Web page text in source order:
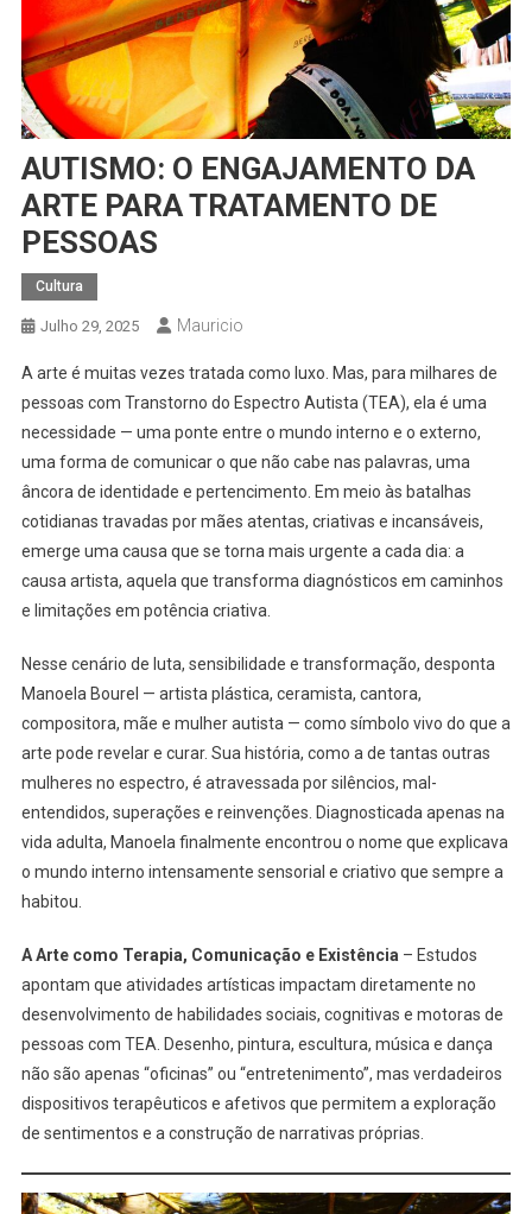
AUTISMO: O ENGAJAMENTO DA
ARTE PARA TRATAMENTO DE
PESSOAS
Cultura
Julho 29, 2025 Mauricio
A arte é muitas vezes tratada como luxo. Mas, para milhares de
pessoas com Transtorno do Espectro Autista (TEA), ela é uma
necessidade — uma ponte entre o mundo interno e o externo,
uma forma de comunicar o que não cabe nas palavras, uma
âncora de identidade e pertencimento. Em meio às batalhas
cotidianas travadas por mães atentas, criativas e incansáveis,
emerge uma causa que se torna mais urgente a cada dia: a
causa artista, aquela que transforma diagnósticos em caminhos
e limitações em potência criativa.
Nesse cenário de luta, sensibilidade e transformação, desponta
Manoela Bourel — artista plástica, ceramista, cantora,
compositora, mãe e mulher autista — como símbolo vivo do que a
arte pode revelar e curar. Sua história, como a de tantas outras
mulheres no espectro, é atravessada por silêncios, mal-
entendidos, superações e reinvenções. Diagnosticada apenas na
vida adulta, Manoela finalmente encontrou o nome que explicava
o mundo interno intensamente sensorial e criativo que sempre a
habitou.
A Arte como Terapia, Comunicação e Existência – Estudos
apontam que atividades artísticas impactam diretamente no
desenvolvimento de habilidades sociais, cognitivas e motoras de
pessoas com TEA. Desenho, pintura, escultura, música e dança
não são apenas “oficinas” ou “entretenimento”, mas verdadeiros
dispositivos terapêuticos e afetivos que permitem a exploração
de sentimentos e a construção de narrativas próprias.